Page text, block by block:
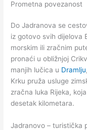
Prometna povezanost
Do Jadranova se
iz gotovo svih dijelova
morskim ili zračnim
pronaći u obližnjoj
manjih lučica u Dramlju
Krku pruža usluge
zračna luka Rijeka,
desetak kilometara.
Jadranovo – turistička